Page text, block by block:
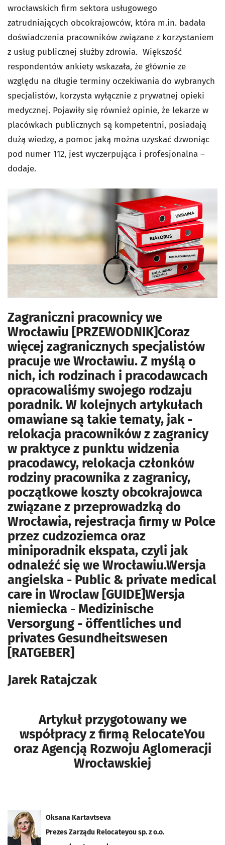
wrocławskich firm sektora usługowego
zatrudniających obcokrajowców, która m.in. badała
doświadczenia pracowników związane z korzystaniem
z usług publicznej służby zdrowia. Większość
respondentów ankiety wskazała, że głównie ze
względu na długie terminy oczekiwania do wybranych
specjalistów, korzysta wyłącznie z prywatnej opieki
medycznej. Pojawiły się również opinie, że lekarze w
placówkach publicznych są kompetentni, posiadają
dużą wiedzę, a pomoc jaką można uzyskać dzwoniąc
pod numer 112, jest wyczerpująca i profesjonalna –
dodaje.
Zagraniczni pracownicy we
Wrocławiu [PRZEWODNIK]Coraz
więcej zagranicznych specjalistów
pracuje we Wrocławiu. Z myślą o
nich, ich rodzinach i pracodawcach
opracowaliśmy swojego rodzaju
poradnik. W kolejnych artykułach
omawiane są takie tematy, jak -
relokacja pracowników z zagranicy
w praktyce z punktu widzenia
pracodawcy, relokacja członków
rodziny pracownika z zagranicy,
początkowe koszty obcokrajowca
związane z przeprowadzką do
Wrocławia, rejestracja firmy w Polce
przez cudzoziemca oraz
miniporadnik ekspata, czyli jak
odnaleźć się we Wrocławiu.Wersja
angielska - Public & private medical
care in Wroclaw [GUIDE]Wersja
niemiecka - Medizinische
Versorgung - öffentliches und
privates Gesundheitswesen
[RATGEBER]
Jarek Ratajczak
Artykuł przygotowany we
współpracy z firmą RelocateYou
oraz Agencją Rozwoju Aglomeracji
Wrocławskiej
Oksana Kartavtseva
Prezes Zarządu Relocateyou sp. z o.o.